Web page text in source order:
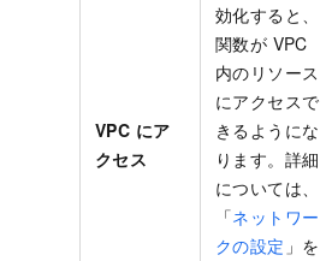
VPC にア
クセス
効化すると、
関数が VPC
内のリソース
にアクセスで
きるようにな
ります。詳細
については、
「ネットワー
クの設定 」を